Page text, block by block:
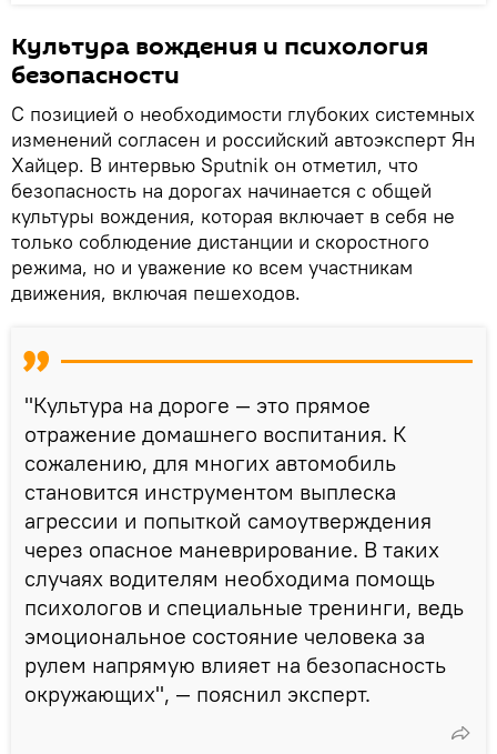
Культура вождения и психология
безопасности
С позицией о необходимости глубоких системных
изменений согласен и российский автоэксперт Ян
Хайцер. В интервью Sputnik он отметил, что
безопасность на дорогах начинается с общей
культуры вождения, которая включает в себя не
только соблюдение дистанции и скоростного
режима, но и уважение ко всем участникам
движения, включая пешеходов.
"Культура на дороге — это прямое
отражение домашнего воспитания. К
сожалению, для многих автомобиль
становится инструментом выплеска
агрессии и попыткой самоутверждения
через опасное маневрирование. В таких
случаях водителям необходима помощь
психологов и специальные тренинги, ведь
эмоциональное состояние человека за
рулем напрямую влияет на безопасность
окружающих", — пояснил эксперт.